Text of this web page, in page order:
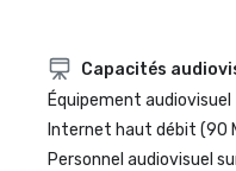
Capacités
Équipement audiovisuel
Internet haut débit (90
Personnel audiovisuel